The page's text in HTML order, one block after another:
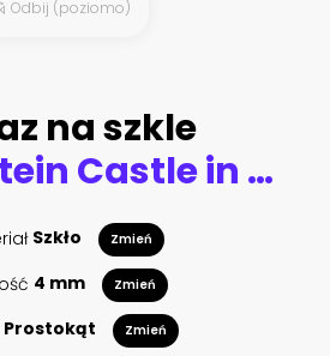
Odbij (poziomo)
na szkle
Lichtenstein Castle in Germany. Scenic view of fairytale German castle in mountains.
Szkło Zmień
4 mm Zmień
Prostokąt Zmień